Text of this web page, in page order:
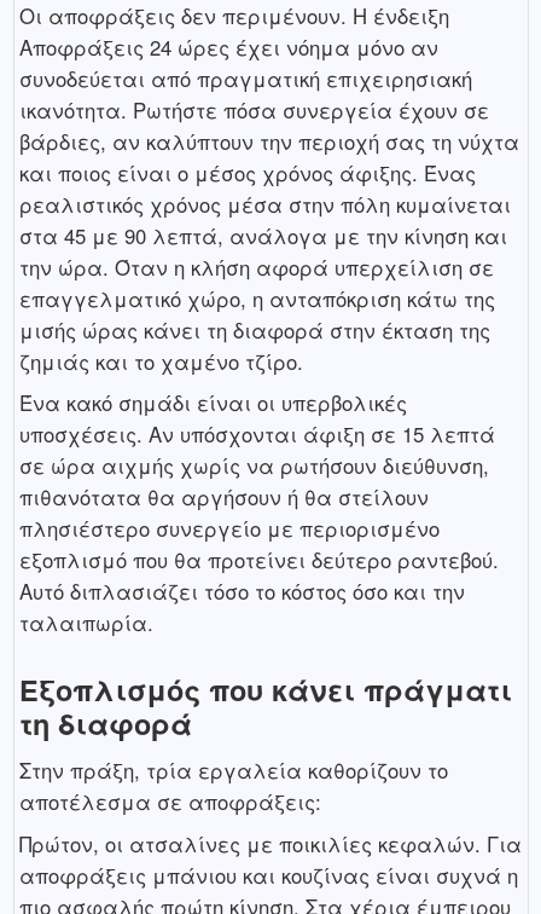
Οι αποφράξεις δεν περιμένουν. Η ένδειξη
Αποφράξεις 24 ώρες έχει νόημα μόνο αν
συνοδεύεται από πραγματική επιχειρησιακή
ικανότητα. Ρωτήστε πόσα συνεργεία έχουν σε
βάρδιες, αν καλύπτουν την περιοχή σας τη νύχτα
και ποιος είναι ο μέσος χρόνος άφιξης. Ένας
ρεαλιστικός χρόνος μέσα στην πόλη κυμαίνεται
στα 45 με 90 λεπτά, ανάλογα με την κίνηση και
την ώρα. Όταν η κλήση αφορά υπερχείλιση σε
επαγγελματικό χώρο, η ανταπόκριση κάτω της
μισής ώρας κάνει τη διαφορά στην έκταση της
ζημιάς και το χαμένο τζίρο.
Ένα κακό σημάδι είναι οι υπερβολικές
υποσχέσεις. Αν υπόσχονται άφιξη σε 15 λεπτά
σε ώρα αιχμής χωρίς να ρωτήσουν διεύθυνση,
πιθανότατα θα αργήσουν ή θα στείλουν
πλησιέστερο συνεργείο με περιορισμένο
εξοπλισμό που θα προτείνει δεύτερο ραντεβού.
Αυτό διπλασιάζει τόσο το κόστος όσο και την
ταλαιπωρία.
Εξοπλισμός που κάνει πράγματι
τη διαφορά
Στην πράξη, τρία εργαλεία καθορίζουν το
αποτέλεσμα σε αποφράξεις:
Πρώτον, οι ατσαλίνες με ποικιλίες κεφαλών. Για
αποφράξεις μπάνιου και κουζίνας είναι συχνά η
πιο ασφαλής πρώτη κίνηση. Στα χέρια έμπειρου